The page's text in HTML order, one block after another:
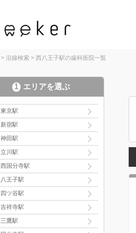
> 沿線検索 > 西八王子駅の歯科医院一覧
1 エリアを選ぶ
東京駅
新宿駅
神田駅
立川駅
西国分寺駅
八王子駅
四ツ谷駅
吉祥寺駅
三鷹駅